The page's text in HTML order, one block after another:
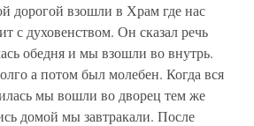
дорогой взошли в Храм где нас
с духовенством. Он сказал речь
обедня и мы взошли во внутрь.
а потом был молебен. Когда вся
мы вошли во дворец тем же
домой мы завтракали. После